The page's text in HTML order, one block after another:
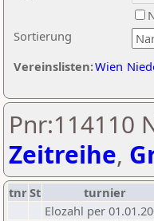
Sortierung
Vereinslisten:Wien
Pnr:114110
Zeitreihe,
tnrSt turnier
Elozahl per